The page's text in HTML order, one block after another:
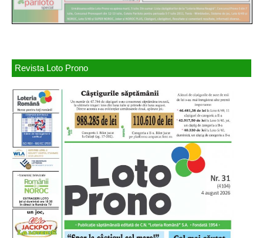
Revista Loto Prono